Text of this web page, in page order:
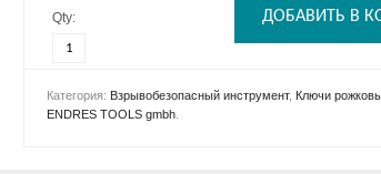
Qty: ДОБАВИТЬ В
Категория: Взрывобезопасный инструмент, Ключи
ENDRES TOOLS gmbh